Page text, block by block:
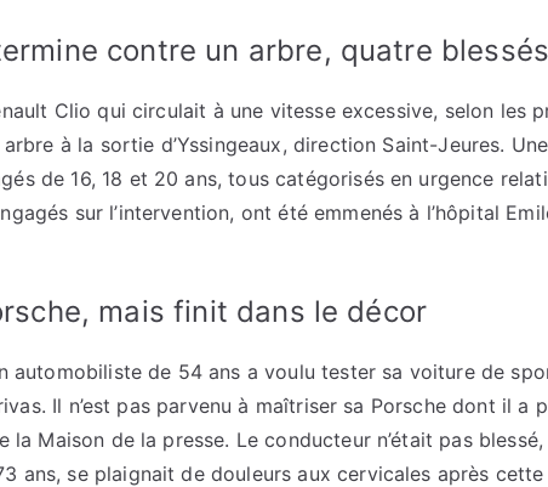
contre un arbre, quatre blessés
Clio qui circulait à une vitesse excessive, selon les
à la sortie d’Yssingeaux, direction Saint-Jeures.
de 16, 18 et 20 ans, tous catégorisés en urgence
sur l’intervention, ont été emmenés à l’hôpital
mais finit dans le décor
automobiliste de 54 ans a voulu tester sa voiture de
Il n’est pas parvenu à maîtriser sa Porsche dont il a
Maison de la presse. Le conducteur n’était pas blessé,
ans, se plaignait de douleurs aux cervicales après